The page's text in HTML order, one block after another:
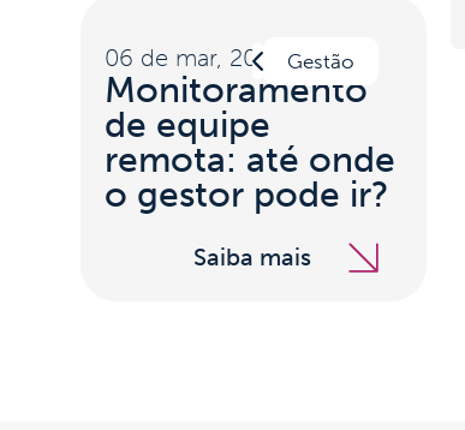
Gestão
06 de mar, 2023
Monitoramento
de equipe
remota: até onde
o gestor pode ir?
Saiba mais